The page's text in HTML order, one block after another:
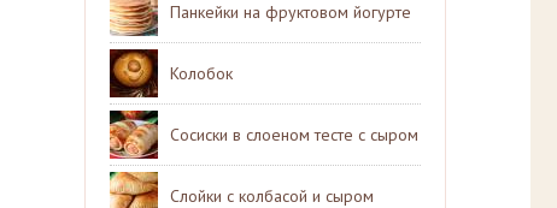
Панкейки на фруктовом йогурте
Колобок
Сосиски в слоеном тесте с сыром
Слойки с колбасой и сыром